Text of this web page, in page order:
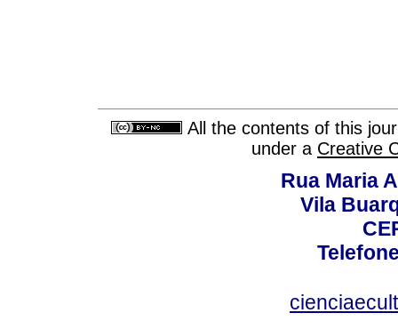
All the contents of this
under a Creative
Rua Maria
Vila